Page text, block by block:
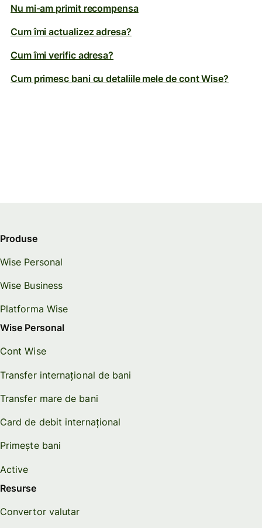
Nu mi-am primit recompensa
Cum îmi actualizez adresa?
Cum îmi verific adresa?
Cum primesc bani cu detaliile mele de cont Wise?
Produse
Wise Personal
Wise Business
Platforma Wise
Wise Personal
Cont Wise
Transfer internațional de bani
Transfer mare de bani
Card de debit internațional
Primește bani
Active
Resurse
Convertor valutar